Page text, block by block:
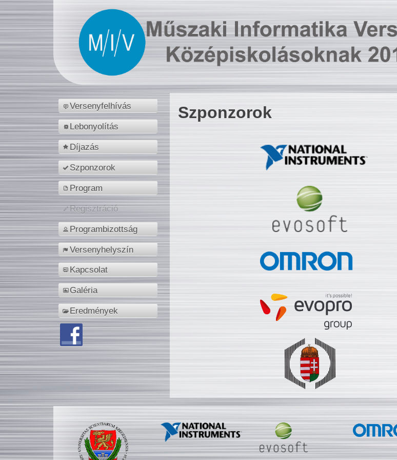
Versenyfelhívás
Lebonyolítás
Díjazás
Szponzorok
Program
Regisztráció
Programbizottság
Versenyhelyszín
Kapcsolat
Galéria
Eredmények
Szponzorok